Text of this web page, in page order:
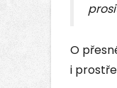
O
i